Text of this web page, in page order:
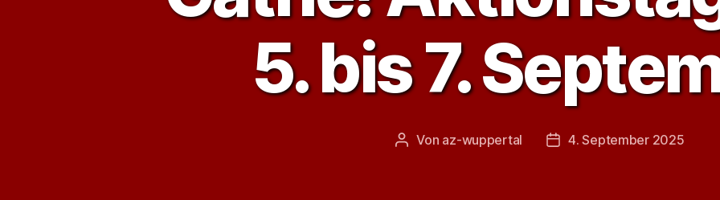
5. bis 7.
Beitragsautor
Von az-wuppertal Veröffentlichungsdatum
4. September 2025